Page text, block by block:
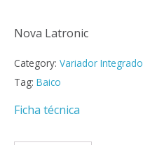
Nova Latronic
Category: Variador Integrado
Tag: Baico
Ficha técnica